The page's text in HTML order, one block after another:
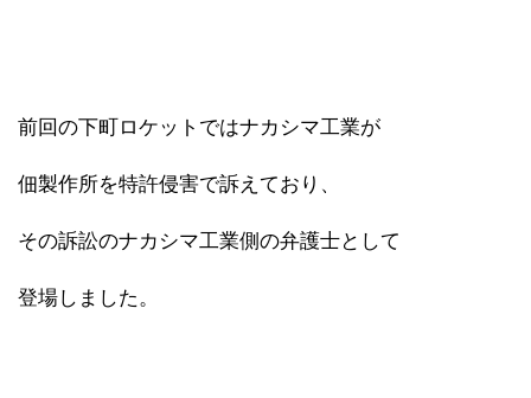
前回の下町ロケットではナカシマ工業が
佃製作所を特許侵害で訴えており、
その訴訟のナカシマ工業側の弁護士として
登場しました。